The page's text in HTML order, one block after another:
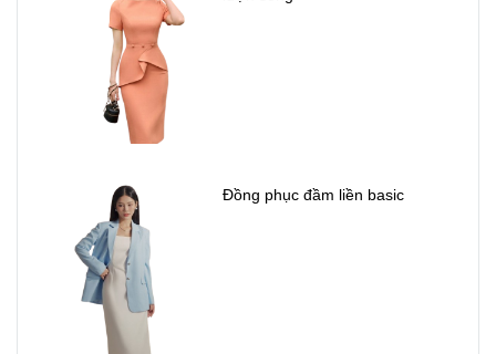
Đồng phục đầm liền basic